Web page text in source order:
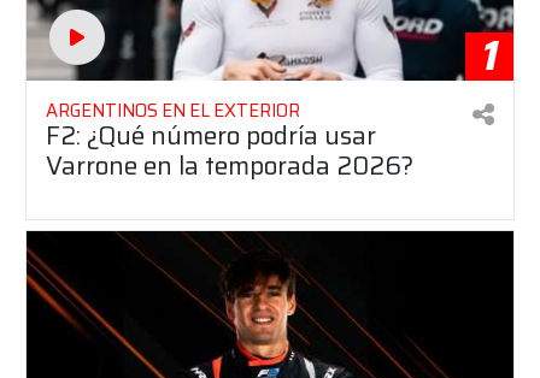
1
ARGENTINOS EN EL EXTERIOR
F2: ¿Qué número podría usar
Varrone en la temporada 2026?